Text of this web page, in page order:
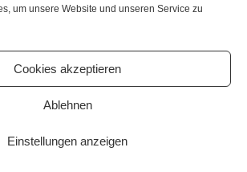
um unsere Website und unseren Service zu
Cookies akzeptieren
Ablehnen
Einstellungen anzeigen